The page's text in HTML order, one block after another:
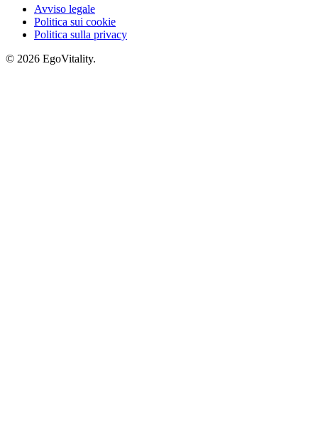
Avviso legale
Politica sui cookie
Politica sulla privacy
© 2026 EgoVitality.